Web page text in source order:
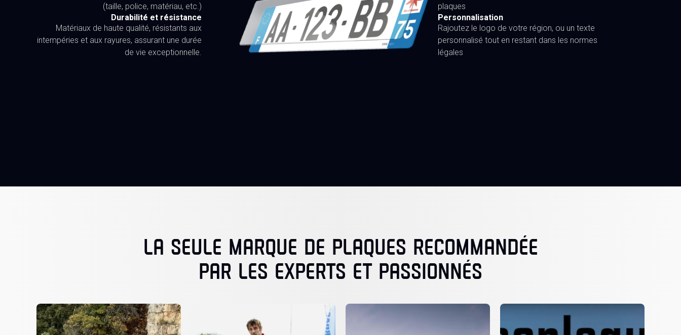
(taille, police, matériau, etc.)
Durabilité et résistance
Matériaux de haute qualité, résistants aux
intempéries et aux rayures, assurant une durée
de vie exceptionnelle.
plaques
Personnalisation
Rajoutez le logo de votre région, ou un texte
personnalisé tout en restant dans les normes
légales
LA SEULE MARQUE DE PLAQUES RECOMMANDÉE
PAR LES EXPERTS ET PASSIONNÉS